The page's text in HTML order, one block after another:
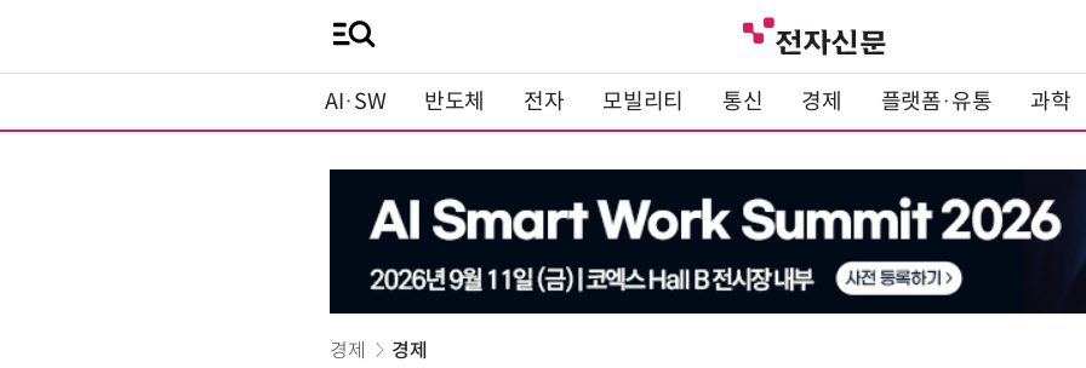
AI·SW 반도체 전자 모빌리티 통신 경제 플랫폼·유통 과학
경제 경제